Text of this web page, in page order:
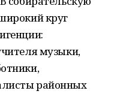
круг
музыки,
районных